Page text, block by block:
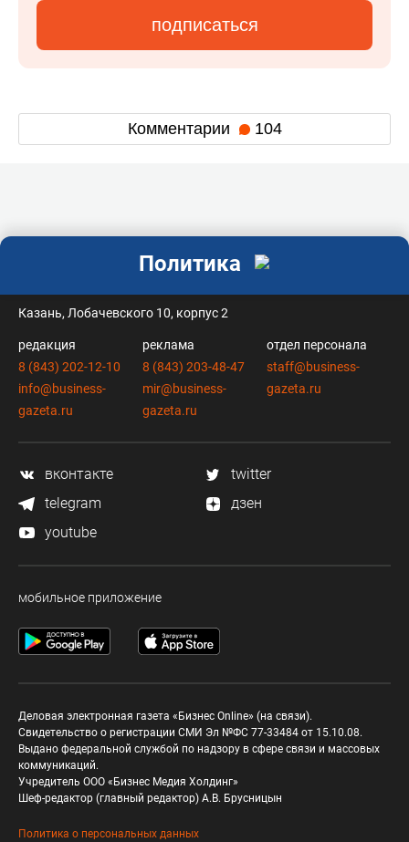
подписаться
Комментарии 104
Политика
Казань, Лобачевского 10, корпус 2
редакция
8 (843) 202-12-10
info@business-
gazeta.ru
реклама
8 (843) 203-48-47
mir@business-
gazeta.ru
отдел персонала
staff@business-
gazeta.ru
вконтакте
twitter
telegram
дзен
youtube
мобильное приложение
Деловая электронная газета «Бизнес Online» (на связи).
Свидетельство о регистрации СМИ Эл №ФС 77-33484 от 15.10.08.
Выдано федеральной службой по надзору в сфере связи и массовых
коммуникаций.
Учредитель ООО «Бизнес Медия Холдинг»
Шеф-редактор (главный редактор) А.В. Брусницын
Политика о персональных данных